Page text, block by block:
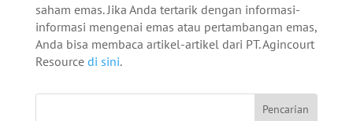
saham emas. Jika Anda tertarik dengan informasi-
informasi mengenai emas atau pertambangan emas,
Anda bisa membaca artikel-artikel dari PT. Agincourt
Resource di sini.